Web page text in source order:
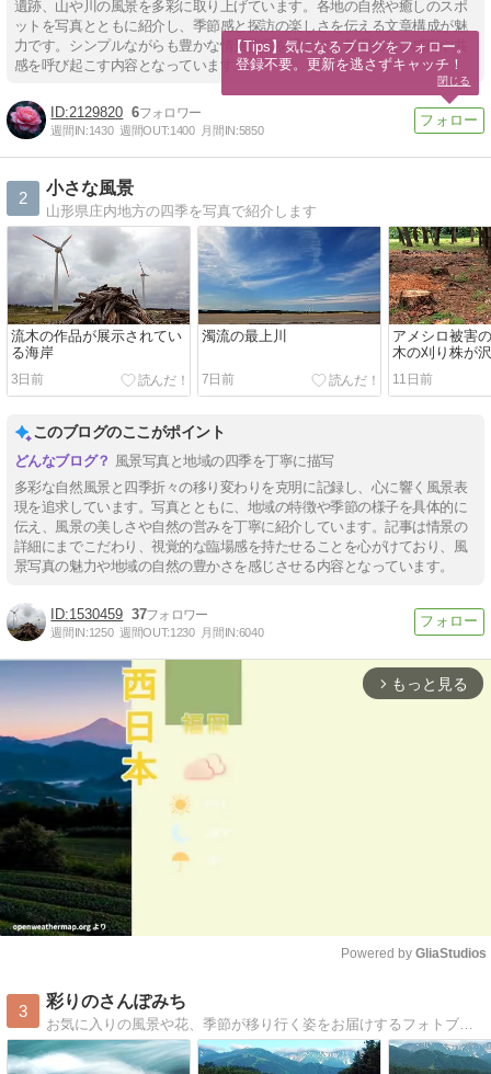
遺跡、山や川の風景を多彩に取り上げています。各地の自然や癒しのスポ
ットを写真とともに紹介し、季節感と探訪の楽しさを伝える文章構成が魅
力です。シンプルながらも豊かな情景描写を通じて、無理のない感動や共
感を呼び起こす内容となっています。
2129820 6
週間IN:1430 週間OUT:1400 月間IN:5850
2
小さな風景
山形県庄内地方の四季を写真で紹介します
流木の作品が展示されてい
る海岸
3日前
濁流の最上川
7日前
アメシロ被害
木の刈り株が
11日前
このブログのここがポイント
風景写真と地域の四季を丁寧に描写
多彩な自然風景と四季折々の移り変わりを克明に記録し、心に響く風景表
現を追求しています。写真とともに、地域の特徴や季節の様子を具体的に
伝え、風景の美しさや自然の営みを丁寧に紹介しています。記事は情景の
詳細にまでこだわり、視覚的な臨場感を持たせることを心がけており、風
景写真の魅力や地域の自然の豊かさを感じさせる内容となっています。
1530459 37
週間IN:1250 週間OUT:1230 月間IN:6040
arrow_forward_ios もっと見る
Powered by GliaStudios
3
彩りのさんぽみち
お気に入りの風景や花、季節が移り行く姿をお届けするフォトブログ。
【Tips】気になるブログをフォロー。
登録不要。更新を逃さずキャッチ！
閉じる